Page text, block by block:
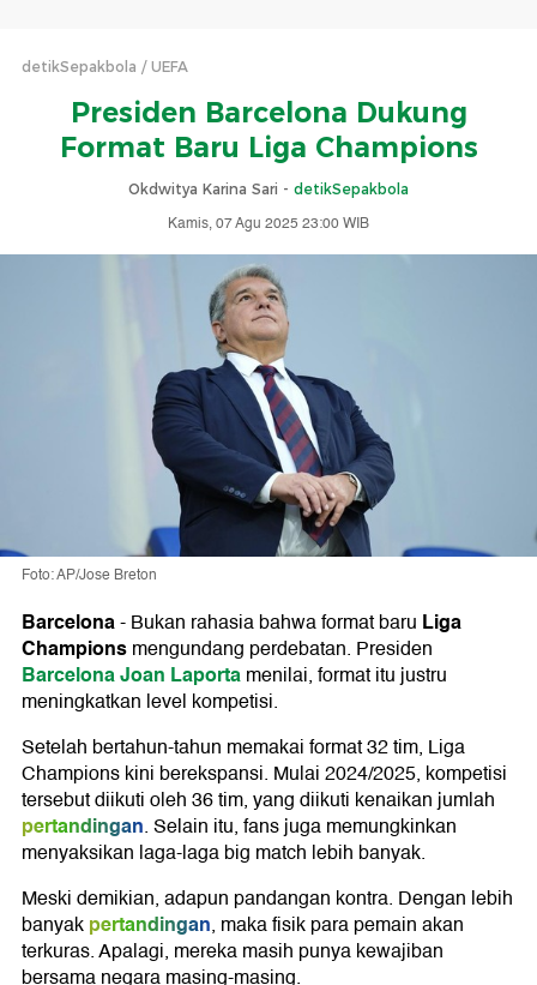
detikSepakbola UEFA
Presiden Barcelona Dukung
Format Baru Liga Champions
Okdwitya Karina Sari - detikSepakbola
Kamis, 07 Agu 2025 23:00 WIB
Foto: AP/Jose Breton
Barcelona-Bukan rahasia bahwa format baru Liga
Championsmengundang perdebatan. Presiden
BarcelonaJoan Laportamenilai, format itu justru
meningkatkan level kompetisi.
Setelah bertahun-tahun memakai format 32 tim, Liga
Champions kini berekspansi. Mulai 2024/2025, kompetisi
tersebut diikuti oleh 36 tim, yang diikuti kenaikan jumlah
pertandingan. Selain itu, fans juga memungkinkan
menyaksikan laga-laga big match lebih banyak.
Meski demikian, adapun pandangan kontra. Dengan lebih
banyakpertandingan, maka fisik para pemain akan
terkuras. Apalagi, mereka masih punya kewajiban
bersama negara masing-masing.